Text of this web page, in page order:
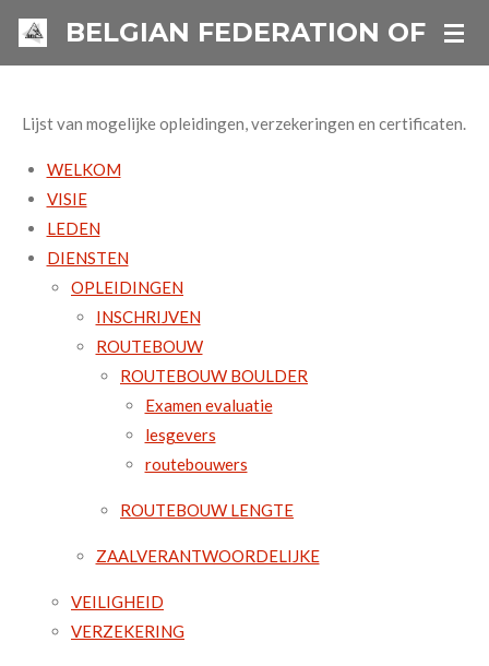
Ga
BELGIAN FEDERATION OF
Lijst van mogelijke opleidingen, verzekeringen en certificaten.
WELKOM
VISIE
LEDEN
DIENSTEN
OPLEIDINGEN
INSCHRIJVEN
ROUTEBOUW
ROUTEBOUW BOULDER
Examen evaluatie
lesgevers
routebouwers
ROUTEBOUW LENGTE
ZAALVERANTWOORDELIJKE
VEILIGHEID
VERZEKERING